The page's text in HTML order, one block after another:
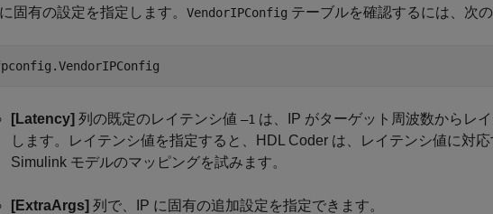
に固有の設定を指定します。 VendorIPConfig テーブルを確認するには、次
[Latency] 列の既定のレイテンシ値 –1 は、IP がターゲット周波数からレ
します。レイテンシ値を指定すると、HDL Coder は、レイテンシ値に対
Simulink モデルのマッピングを試みます。
[ExtraArgs] 列で、IP に固有の追加設定を指定できます。